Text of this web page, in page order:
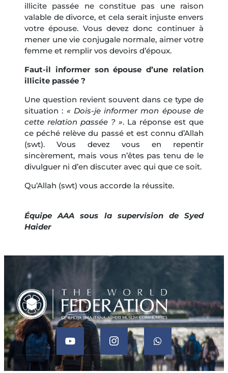
illicite passée ne constitue pas une raison
valable de divorce, et cela serait injuste envers
votre épouse. Vous devez donc continuer à
mener une vie conjugale normale, aimer votre
femme et remplir vos devoirs d’époux.
Faut-il informer son épouse d’une relation
illicite passée ?
Une question revient souvent dans ce type de
situation : « Dois-je informer mon épouse de
cette relation passée ? ». La réponse est que
ce péché relève du passé et est connu d’Allah
(swt). Vous devez vous en repentir
sincèrement, mais vous n’êtes pas tenu de le
divulguer ni d’en discuter avec qui que ce soit.
Qu’Allah (swt) vous accorde la réussite.
Équipe AAA sous la supervision de Syed
Haider